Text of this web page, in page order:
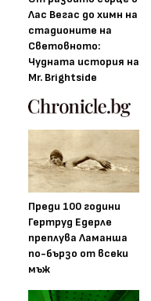
Лас Вегас до химн на
стадионите на
Световното:
Чудната история на
Mr. Brightside
Преди 100 години
Гертруд Едерле
преплува Ламанша
по-бързо от всеки
мъж